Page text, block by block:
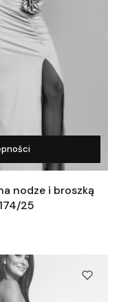
nodze i broszką
25